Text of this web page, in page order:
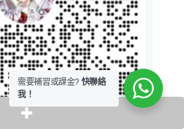
需要補習或課金? 快聯絡
我！